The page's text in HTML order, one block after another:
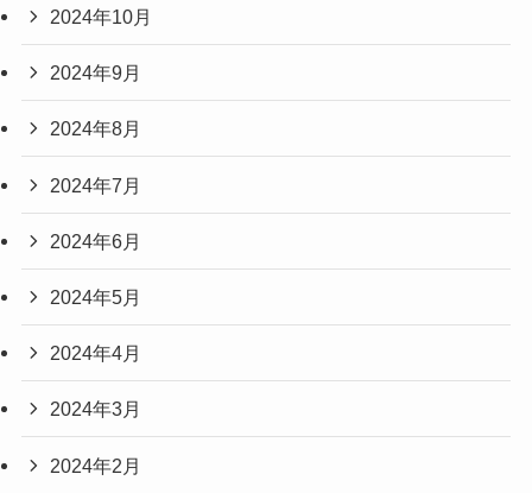
2024年10月
2024年9月
2024年8月
2024年7月
2024年6月
2024年5月
2024年4月
2024年3月
2024年2月